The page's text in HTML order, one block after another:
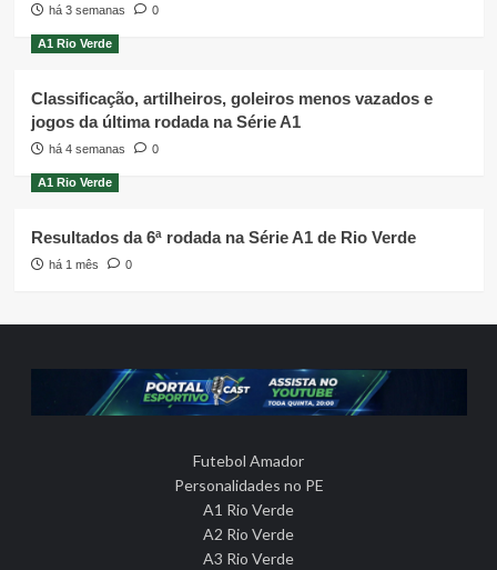
há 3 semanas 0
A1 Rio Verde
Classificação, artilheiros, goleiros menos vazados e
jogos da última rodada na Série A1
há 4 semanas 0
A1 Rio Verde
Resultados da 6ª rodada na Série A1 de Rio Verde
há 1 mês 0
Futebol Amador
Personalidades no PE
A1 Rio Verde
A2 Rio Verde
A3 Rio Verde